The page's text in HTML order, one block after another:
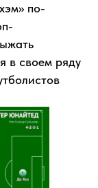
по-
в своем ряду